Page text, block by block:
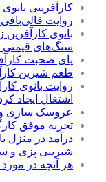
کارآفرینی
روایت
بانوی
سنگ‌های قیمتی
پای صحبت
طعم شیرین
اشتغال ایجاد
عروسک سازی و
تجربه موفق
درآمد در منزل
شیرینی پزی و
هر آنچه در مورد